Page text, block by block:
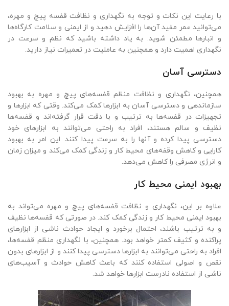
با رعایت این نکات و توجه به نگهداری و نظافت قفسه پیچ و مهره،
می‌توانید عمر مفید آن‌ها را افزایش دهید و از ایمنی و سلامت کارگاه‌ها
و انبارها مطمئن شوید. به یاد داشته باشید که نظم و سرعت در
نگهداری اهمیت دارد و همچنین به عاملیت در تعمیرات نیاز دارید.
دسترسی آسان
همچنین، نگهداری و نظافت منظم قفسه‌های پیچ و مهره به بهبود
سازماندهی و دسترسی آسان به ابزارها کمک می‌کند. وقتی که ابزارها و
تجهیزات در قفسه‌ها به ترتیب و با دقت قرار گرفته‌اند و قفسه‌ها
نظیف و سالم هستند، افراد به راحتی می‌توانند به ابزارهای خود
دسترسی پیدا کرده و آنها را به سرعت پیدا کنند. این امر به بهبود
کارایی و کاهش وقفه‌های محیط کار و زندگی کمک می‌کند و میزان زمان
و انرژی مصرفی را کاهش می‌دهد.
بهبود ایمنی محیط کار
علاوه بر این، نگهداری و نظافت قفسه‌های پیچ و مهره می‌تواند به
بهبود ایمنی محیط کار و زندگی کمک کند. در صورتی که قفسه‌ها نظیف
و به ترتیب باشند، احتمال برخورد و ایجاد حوادث ناشی از ابزارهای
پراکنده و کثیف کمتر خواهد بود. همچنین، با نگهداری منظم قفسه‌ها،
افراد به راحتی می‌توانند به ابزارها دسترسی پیدا کنند و از ابزارهای بدون
نقص و اصولی استفاده کنند که باعث کاهش حوادث و آسیب‌های
ناشی از استفاده نادرست ابزارها خواهد شد.